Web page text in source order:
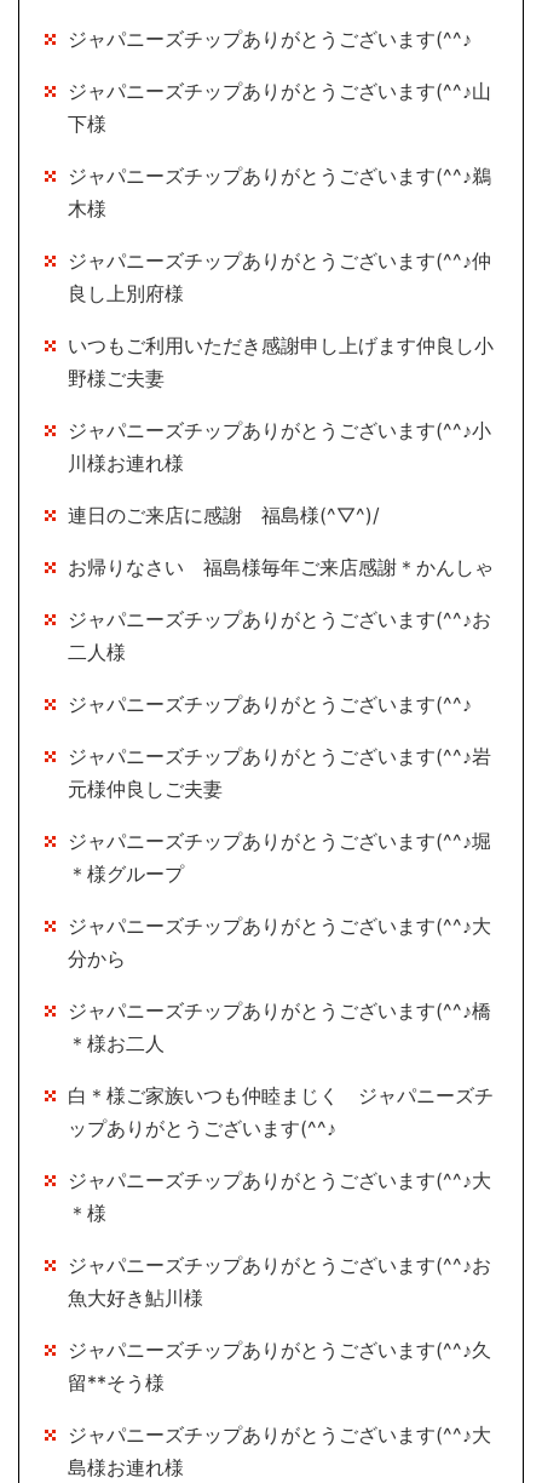
ジャパニーズチップありがとうございます(^^♪
ジャパニーズチップありがとうございます(^^♪山
下様
ジャパニーズチップありがとうございます(^^♪鵜
木様
ジャパニーズチップありがとうございます(^^♪仲
良し上別府様
いつもご利用いただき感謝申し上げます仲良し小
野様ご夫妻
ジャパニーズチップありがとうございます(^^♪小
川様お連れ様
連日のご来店に感謝 福島様(^▽^)/
お帰りなさい 福島様毎年ご来店感謝＊かんしゃ
ジャパニーズチップありがとうございます(^^♪お
二人様
ジャパニーズチップありがとうございます(^^♪
ジャパニーズチップありがとうございます(^^♪岩
元様仲良しご夫妻
ジャパニーズチップありがとうございます(^^♪堀
＊様グループ
ジャパニーズチップありがとうございます(^^♪大
分から
ジャパニーズチップありがとうございます(^^♪橋
＊様お二人
白＊様ご家族いつも仲睦まじく ジャパニーズチ
ップありがとうございます(^^♪
ジャパニーズチップありがとうございます(^^♪大
＊様
ジャパニーズチップありがとうございます(^^♪お
魚大好き鮎川様
ジャパニーズチップありがとうございます(^^♪久
留**そう様
ジャパニーズチップありがとうございます(^^♪大
島様お連れ様